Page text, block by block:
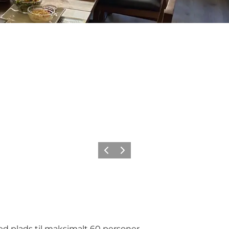
Forrige billede
Næste billede